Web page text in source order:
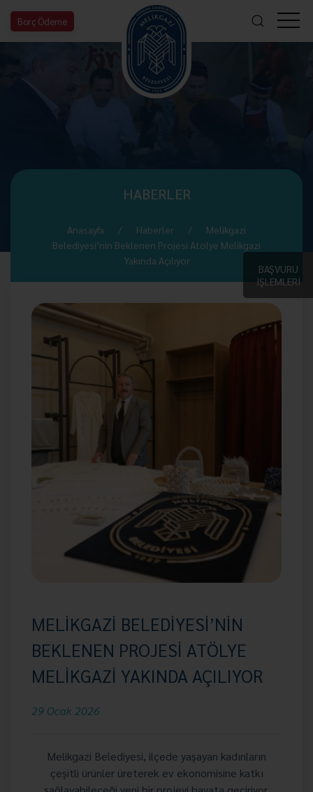
Borç Ödeme
BAŞVURU
İŞLEMLERİ
HABERLER
Anasayfa Haberler
Melikgazi
Belediyesi’nin Beklenen Projesi Atölye Melikgazi
Yakında Açılıyor
MELİKGAZİ BELEDİYESİ’NİN
BEKLENEN PROJESİ ATÖLYE
MELİKGAZİ YAKINDA AÇILIYOR
29 Ocak 2026
Melikgazi Belediyesi, ilçede yaşayan kadınların
çeşitli ürünler üreterek ev ekonomisine katkı